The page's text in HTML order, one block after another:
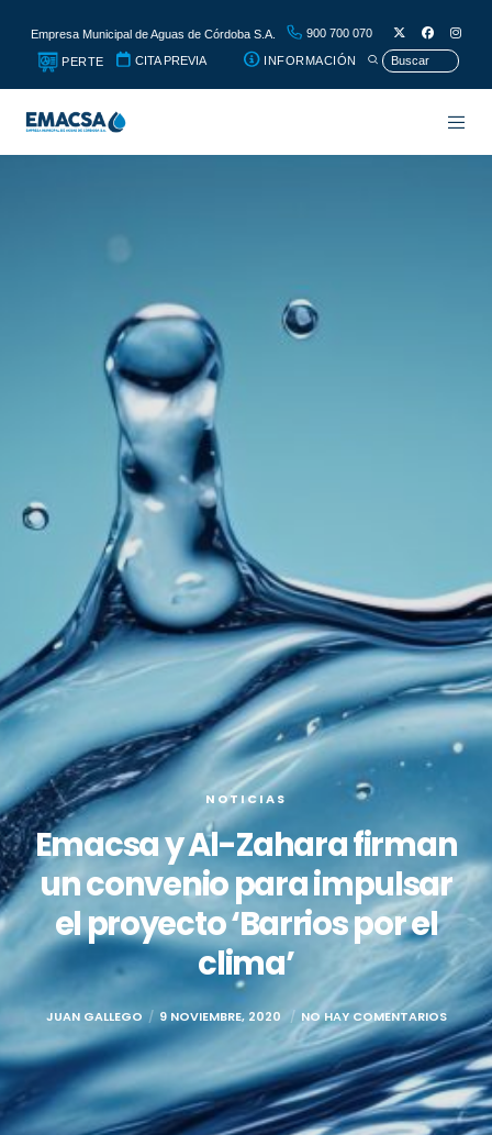
Empresa Municipal de Aguas de Córdoba S.A. 900 700 070
PERTE CITA PREVIA INFORMACIÓN
NOTICIAS
Emacsa y Al-Zahara firman
un convenio para impulsar
el proyecto ‘Barrios por el
clima’
JUAN GALLEGO 9 NOVIEMBRE, 2020 NO HAY COMENTARIOS